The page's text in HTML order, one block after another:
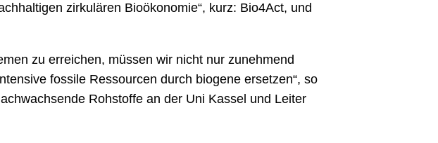
zirkulären Bioökonomie“, kurz: Bio4Act, und
zu erreichen, müssen wir nicht nur zunehmend
fossile Ressourcen durch biogene ersetzen“, so
Rohstoffe an der Uni Kassel und Leiter